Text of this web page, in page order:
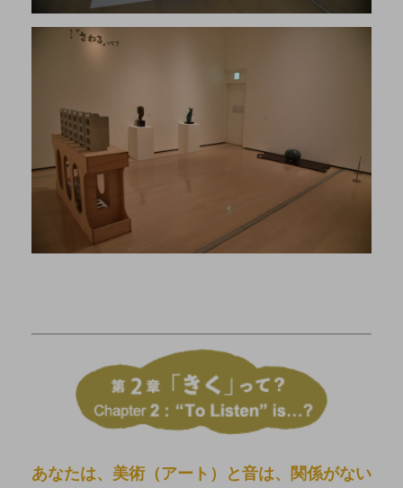
あなたは、美術（アート）と音は、関係がない